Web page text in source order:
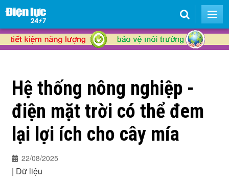
Hệ thống nông nghiệp -
điện mặt trời có thể đem
lại lợi ích cho cây mía
22/08/2025
| Dữ liệu